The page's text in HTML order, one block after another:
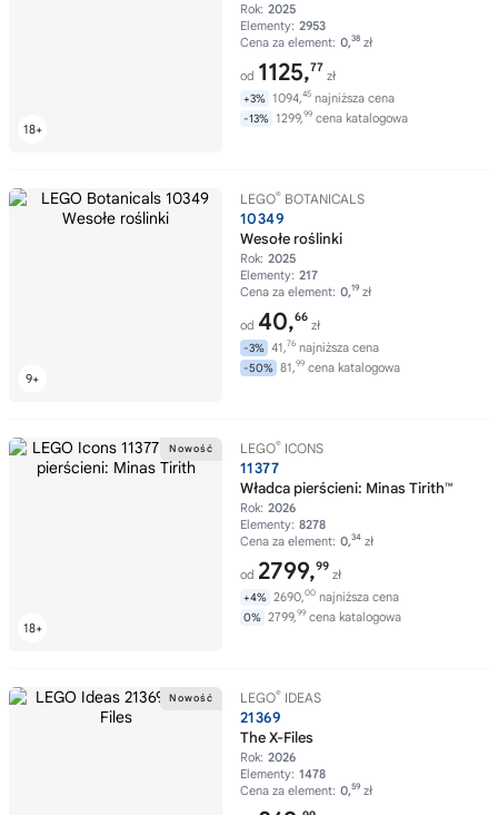
Rok: 2025
Elementy: 2953
Cena za element: 0,38 zł
od 1125,77
zł
+3% 1094,45 najniższa cena
-13% 1299,99 cena katalogowa
LEGO® BOTANICALS
10349
Wesołe roślinki
Rok: 2025
Elementy: 217
Cena za element: 0,19 zł
od 40,66
zł
-3% 41,76 najniższa cena
-50% 81,99 cena katalogowa
LEGO® ICONS
11377
Władca pierścieni: Minas Tirith™
Rok: 2026
Elementy: 8278
Cena za element: 0,34 zł
od 2799,99
zł
+4% 2690,00 najniższa cena
0% 2799,99 cena katalogowa
LEGO® IDEAS
21369
The X-Files
Rok: 2026
Elementy: 1478
Cena za element: 0,59 zł